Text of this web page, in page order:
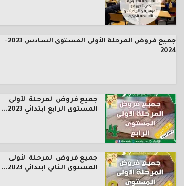
جميع فروض المرحلة الأولى المستوى السادس 2023-
2024
جميع فروض المرحلة الأولى
المستوى الرابع ابتدائي 2023...
جميع فروض المرحلة الأولى
المستوى الثاني ابتدائي 2023...